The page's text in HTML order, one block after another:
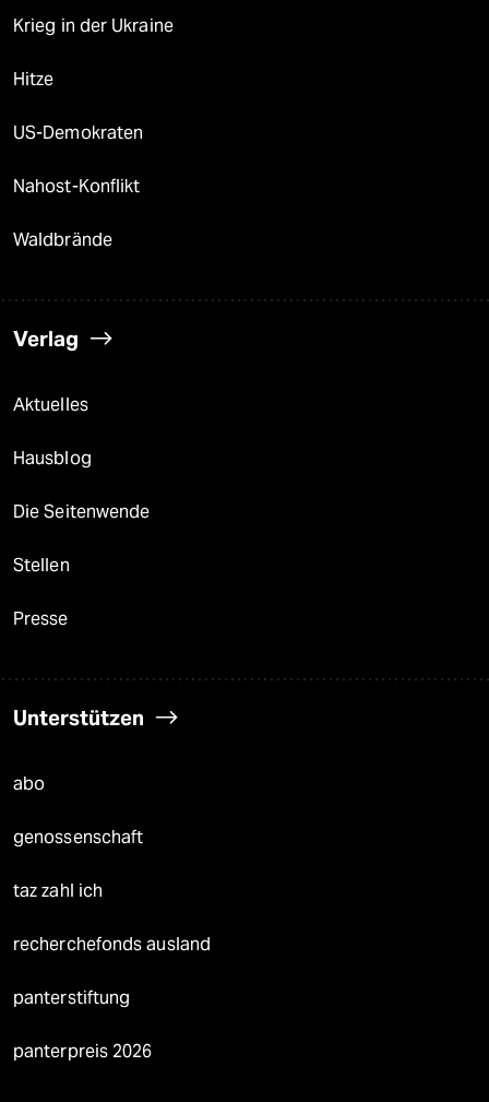
Krieg in der Ukraine
Hitze
US-Demokraten
Nahost-Konflikt
Waldbrände
Verlag
Aktuelles
Hausblog
Die Seitenwende
Stellen
Presse
Unterstützen
abo
genossenschaft
taz zahl ich
recherchefonds ausland
panterstiftung
panterpreis 2026